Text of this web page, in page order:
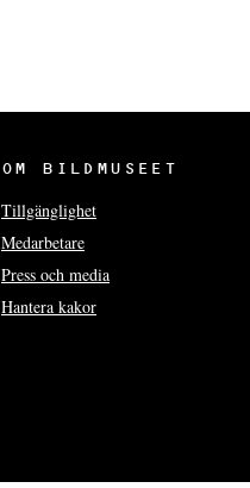
OM BILDMUSEET
Tillgänglighet
Medarbetare
Press och media
Hantera kakor